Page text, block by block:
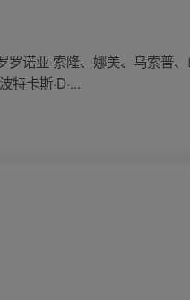
诺亚·索隆、娜美、乌索普
特卡斯·D·...